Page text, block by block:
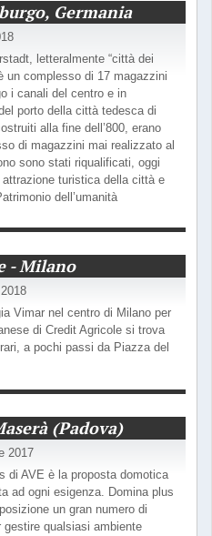
Germania
letteralmente “città dei
un complesso di 17 magazzini
i canali del centro e in
porto della città tedesca di
alla fine dell’800, erano
di magazzini mai realizzato al
sono stati riqualificati, oggi
turistica della città e
dell’umanità
- Milano
Vimar nel centro di Milano per
di Credit Agricole si trova
a pochi passi da Piazza del
(Padova)
2017
di AVE è la proposta domotica
ad ogni esigenza. Domina plus
un gran numero di
gestire qualsiasi ambiente